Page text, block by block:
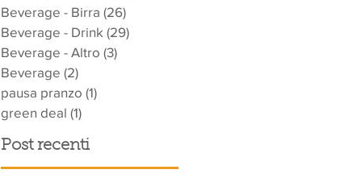
Beverage - Birra (26)
Beverage - Drink (29)
Beverage - Altro (3)
Beverage (2)
pausa pranzo (1)
green deal (1)
Post recenti